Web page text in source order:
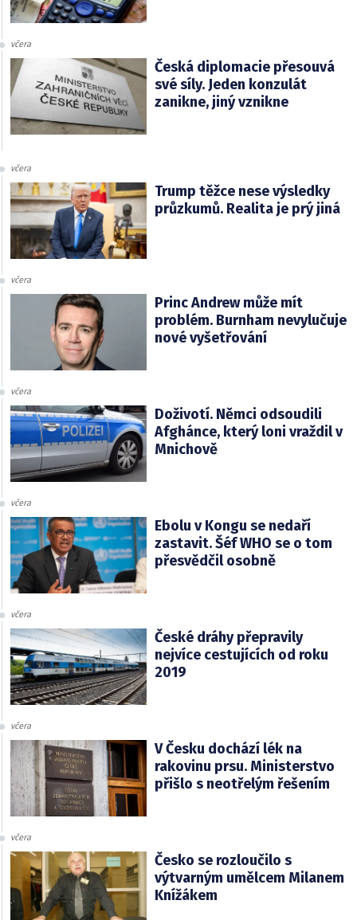
včera
Česká diplomacie přesouvá
své síly. Jeden konzulát
zanikne, jiný vznikne
včera
Trump těžce nese výsledky
průzkumů. Realita je prý jiná
včera
Princ Andrew může mít
problém. Burnham nevylučuje
nové vyšetřování
včera
Doživotí. Němci odsoudili
Afghánce, který loni vraždil v
Mnichově
včera
Ebolu v Kongu se nedaří
zastavit. Šéf WHO se o tom
přesvědčil osobně
včera
České dráhy přepravily
nejvíce cestujících od roku
2019
včera
V Česku dochází lék na
rakovinu prsu. Ministerstvo
přišlo s neotřelým řešením
včera
Česko se rozloučilo s
výtvarným umělcem Milanem
Knížákem